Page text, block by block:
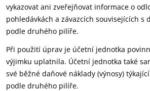
vykazovat ani zveřejňovat informace o
pohledávkách a závazcích souvisejících s
podle druhého pilíře.
Při použití úprav je účetní jednotka
výjimku uplatnila. Účetní jednotka také
své běžné daňové náklady (výnosy)
podle druhého pilíře.